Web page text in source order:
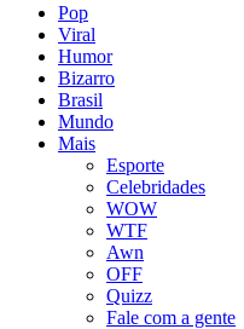
Pop
Viral
Humor
Bizarro
Brasil
Mundo
Mais
Esporte
Celebridades
WOW
WTF
Awn
OFF
Quizz
Fale com a gente